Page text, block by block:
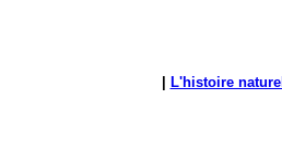
L'histoire